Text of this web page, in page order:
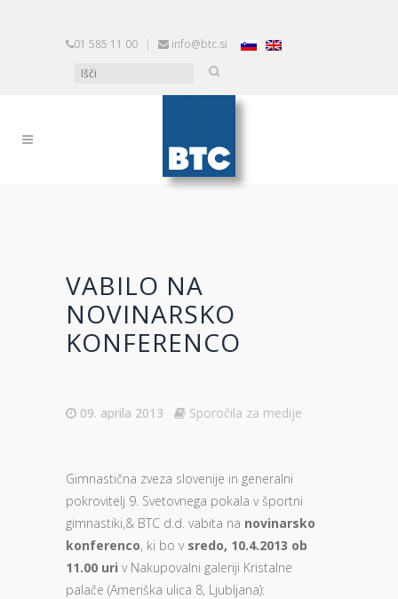
01 585 11 00 | info@btc.si
VABILO NA
NOVINARSKO
KONFERENCO
09. aprila 2013 Sporočila za medije
Gimnastična zveza slovenije in generalni
pokrovitelj 9. Svetovnega pokala v športni
gimnastiki,& BTC d.d. vabita na novinarsko
konferenco, ki bo v sredo, 10.4.2013 ob
11.00 uri v Nakupovalni galeriji Kristalne
palače (Ameriška ulica 8, Ljubljana):